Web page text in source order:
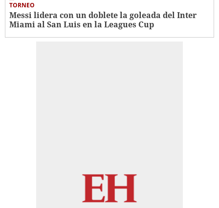
TORNEO
Messi lidera con un doblete la goleada del Inter
Miami al San Luis en la Leagues Cup